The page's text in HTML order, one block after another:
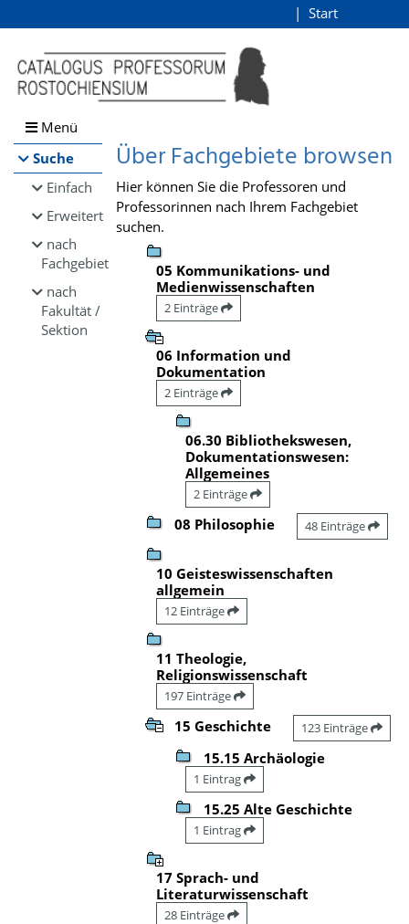
Browsen
direkt zum Inhalt
Start
Menü
Suche
Einfach
Erweitert
nach
Fachgebiet
nach
Fakultät /
Sektion
Über Fachgebiete browsen
Hier können Sie die Professoren und
Professorinnen nach Ihrem Fachgebiet
suchen.
05 Kommunikations- und
Medienwissenschaften
2 Einträge
06 Information und
Dokumentation
2 Einträge
06.30 Bibliothekswesen,
Dokumentationswesen:
Allgemeines
2 Einträge
08 Philosophie 48 Einträge
10 Geisteswissenschaften
allgemein
12 Einträge
11 Theologie,
Religionswissenschaft
197 Einträge
15 Geschichte 123 Einträge
15.15 Archäologie
1 Eintrag
15.25 Alte Geschichte
1 Eintrag
17 Sprach- und
Literaturwissenschaft
28 Einträge